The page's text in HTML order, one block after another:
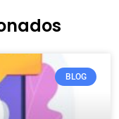
BLOG